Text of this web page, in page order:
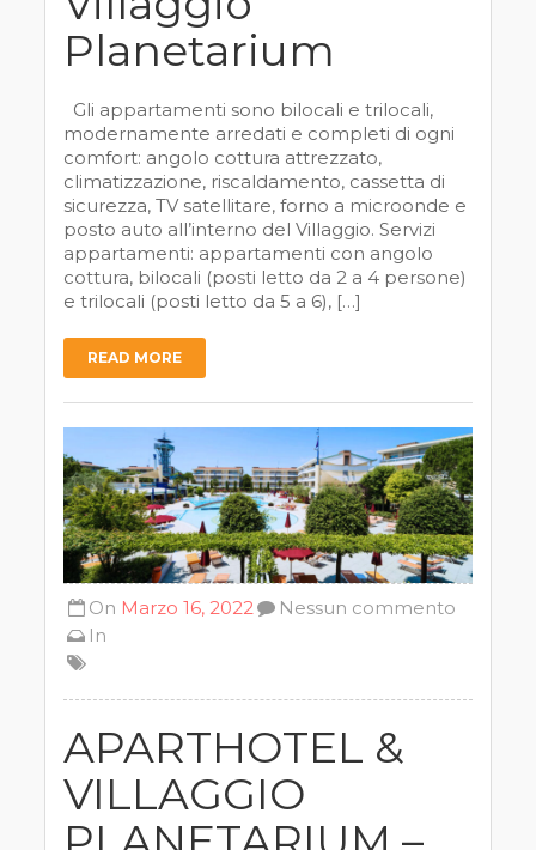
Planetarium
Gli appartamenti sono bilocali e trilocali,
modernamente arredati e completi di ogni
comfort: angolo cottura attrezzato,
climatizzazione, riscaldamento, cassetta di
sicurezza, TV satellitare, forno a microonde e
posto auto all’interno del Villaggio. Servizi
appartamenti: appartamenti con angolo
cottura, bilocali (posti letto da 2 a 4 persone)
e trilocali (posti letto da 5 a 6), […]
READ MORE
On Marzo 16, 2022
In
Nessun commento
APARTHOTEL &
VILLAGGIO